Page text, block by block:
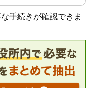
手続きが確認できま